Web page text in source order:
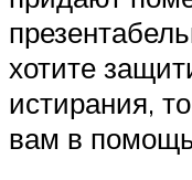
хотите
истирания,
вам в